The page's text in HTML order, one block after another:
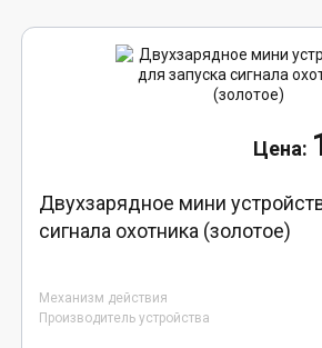
Двухзарядное мини
сигнала охотника (золотое)
Механизм действия
Производитель устройства